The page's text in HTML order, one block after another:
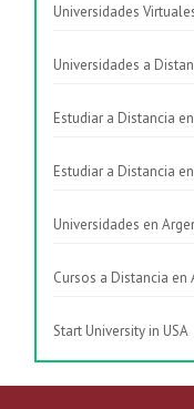
Universidades
Universidades a
Estudiar a Distancia
Estudiar a Distancia
Universidades en
Cursos a Distancia en
Start University in USA